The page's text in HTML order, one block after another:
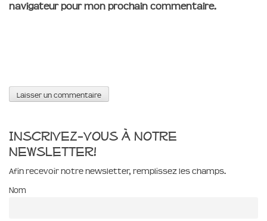
navigateur pour mon prochain commentaire.
Inscrivez-vous à notre
newsletter!
Afin recevoir notre newsletter, remplissez les champs.
Nom